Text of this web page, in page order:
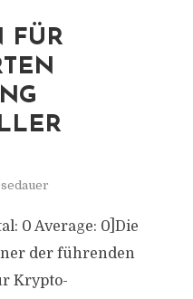
FÜR
0 Average: 0]Die
der führenden
Krypto-